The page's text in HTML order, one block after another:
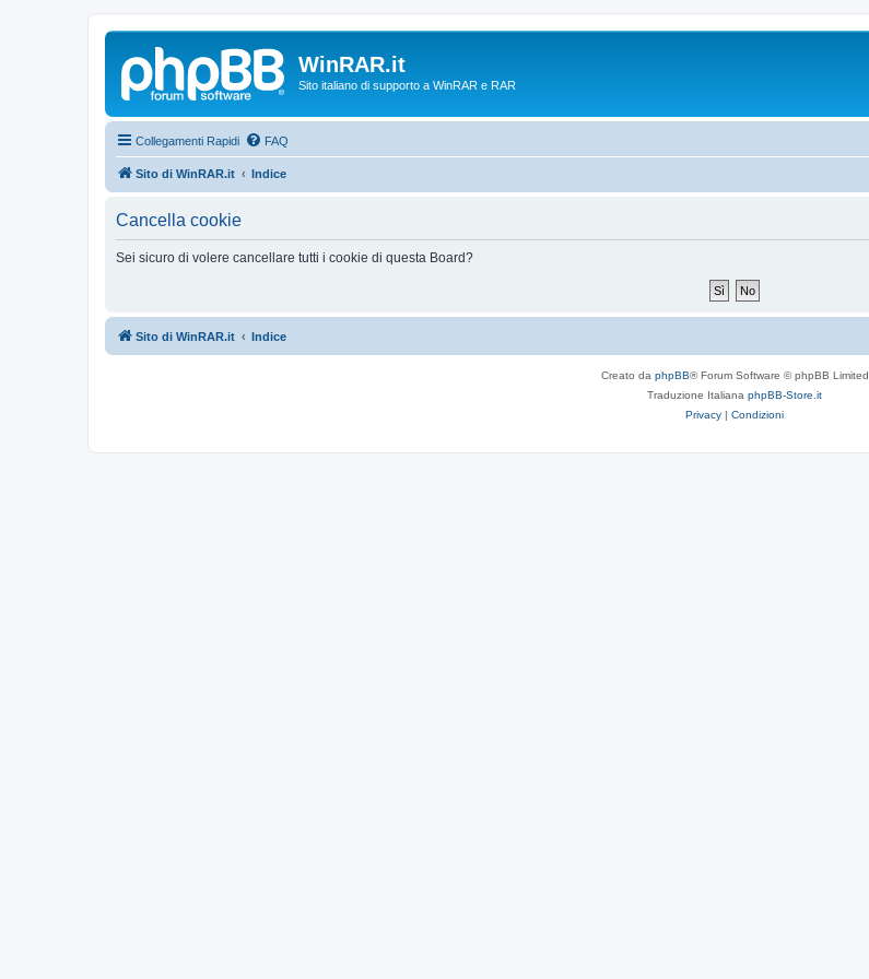
WinRAR.it
Sito italiano di supporto a WinRAR e RAR
Collegamenti Rapidi FAQ
Sito di WinRAR.it Indice
Cancella cookie
Sei sicuro di volere cancellare tutti i cookie di questa Board?
Sito di WinRAR.it Indice
Creato da phpBB® Forum Software © phpBB Limited
Traduzione Italiana phpBB-Store.it
Privacy | Condizioni